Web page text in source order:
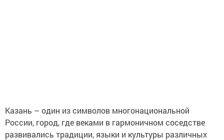
Казань – один из символов многонациональной
России, город, где веками в гармоничном соседстве
развивались традиции, языки и культуры различных